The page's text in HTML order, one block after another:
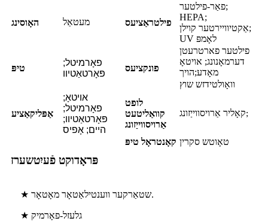
האָוסינג מעטאַל פילטראַציעס
פאַר-פילטער;
HEPA;
אַקטיוויירטער קוילן;
UV לאָמפּ
טיפּ
פאָרמיטל;
פּאָרטאַטיוו
פונקציעס
פילטער פארטרעטן
דערמאָנונג; אויטאָ
מאָדע;הויך
וואָולטידזש שוץ
אַפּליקאַציע
אויטאָ;
פאָרמיטל;
פּאָרטאַטיוו;
היים; אָפיס
לופט
קוואַליטעט
אַרויסווייַזונג
קאָליר אַרויסווייַזונג;
קאָנטראָל טיפּ טאָוטש סקרין
פּראָדוקט פֿעיִטשערז
★ שטאַרקער ווענטילאַטאָר מאָטאָר.
★ גלעזל-פאָרמיק